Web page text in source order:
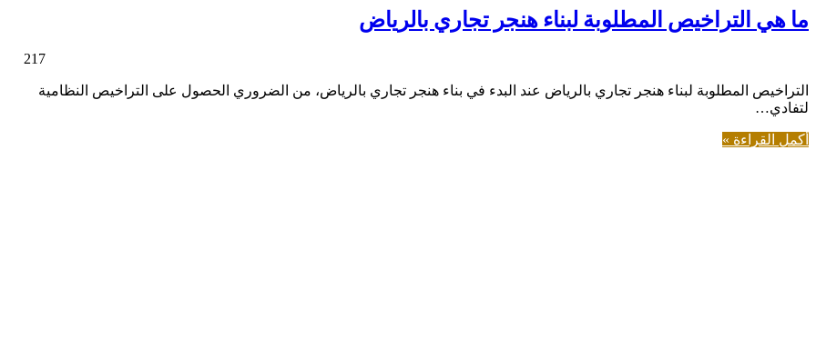
ما هي التراخيص المطلوبة لبناء هنجر تجاري بالرياض
217
التراخيص المطلوبة لبناء هنجر تجاري بالرياض عند البدء في بناء هنجر تجاري بالرياض، من الضروري الحصول على التراخيص النظامية
لتفادي…
أكمل القراءة »